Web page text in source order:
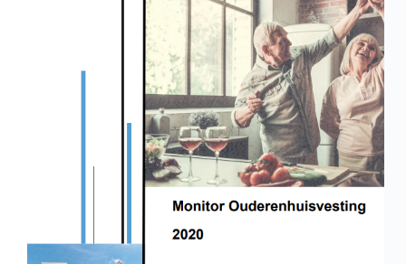
woningmarkt